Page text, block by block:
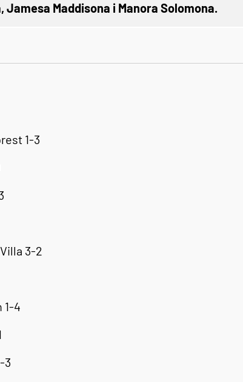
Jamesa Maddisona i Manora Solomona.
1-3
3-2
1-4
3